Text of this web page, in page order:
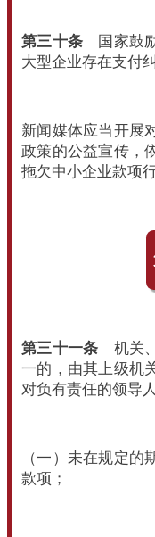
第三十条 国家鼓
大型企业存在支付
新闻媒体应当开展
政策的公益宣传，
拖欠中小企业款项
第三十一条 机关
一的，由其上级机
对负有责任的领导
（一）未在规定
款项；